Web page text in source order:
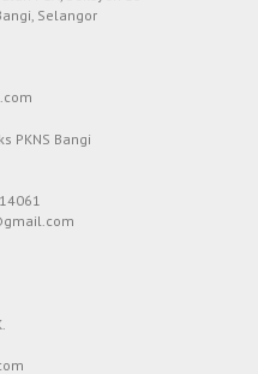
Selangor
PKNS Bangi